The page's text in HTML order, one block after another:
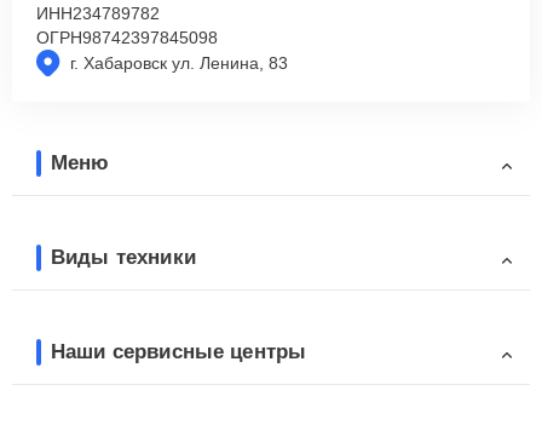
г. Хабаровск ул. Ленина, 83
ИНН234789782
ОГРН98742397845098
Меню
Виды техники
Наши сервисные центры